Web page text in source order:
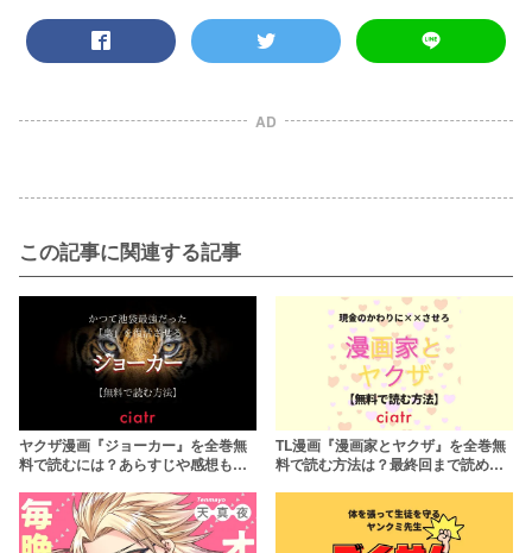
AD
この記事に関連する記事
ヤクザ漫画『ジョーカー』を全巻無
料で読むには？あらすじや感想も紹
TL漫画『漫画家とヤクザ』を全巻無
料で読む方法は？最終回まで読める